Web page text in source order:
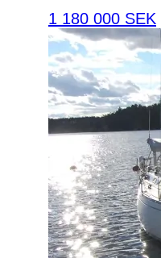
1 180 000 SEK